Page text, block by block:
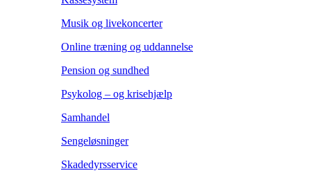
Musik og livekoncerter
Online træning og uddannelse
Pension og sundhed
Psykolog – og krisehjælp
Samhandel
Sengeløsninger
Skadedyrsservice